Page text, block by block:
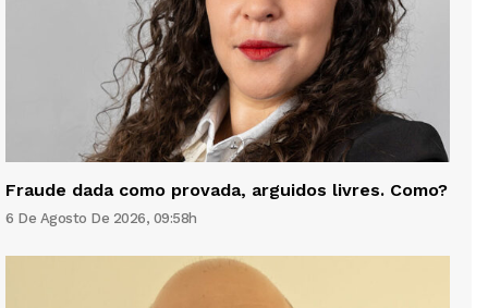
Fraude dada como provada, arguidos livres. Como?
6 De Agosto De 2026, 09:58h